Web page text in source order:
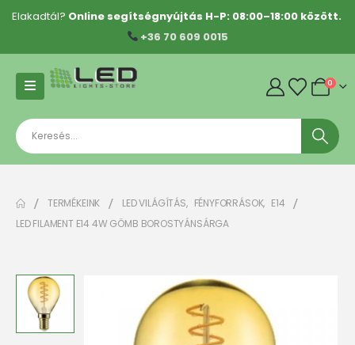
Elakadtál? Online segítségnyújtás H-P: 08:00–18:00 között.
+36 70 609 0015
0
TERMÉKEINK LED VILÁGÍTÁS, FÉNYFORRÁSOK, E14
LED FILAMENT E14 4W GÖMB BOROSTYÁNSÁRGA